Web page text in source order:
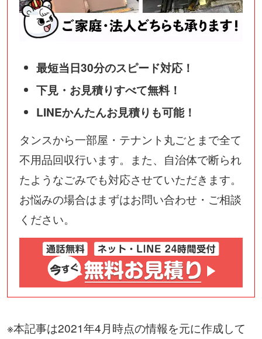
最短当日30分のスピード対応！
下見・お見積りすべて無料！
LINEかんたんお見積りも可能！
タンスから一部屋・テナント丸ごとまで全て
不用品回収行います。また、自治体で断られ
たようなごみでも対応させていただきます。
お悩みの場合はまずはお問い合わせ・ご相談
ください。
※本記事は2021年4月時点の情報を元に作成して